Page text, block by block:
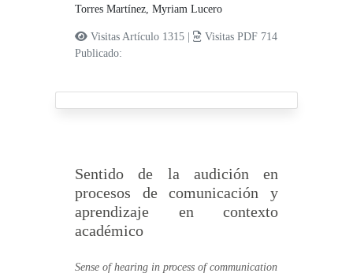
Torres Martínez, Myriam Lucero
Visitas Artículo 1315 |
Visitas PDF 714
Publicado:
Sentido de la audición en
procesos de comunicación y
aprendizaje en contexto
académico
Sense of hearing in process of communication